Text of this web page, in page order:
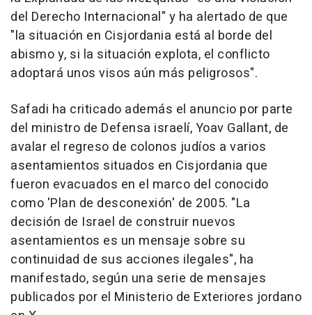
del Derecho Internacional" y ha alertado de que
"la situación en Cisjordania está al borde del
abismo y, si la situación explota, el conflicto
adoptará unos visos aún más peligrosos".
Safadi ha criticado además el anuncio por parte
del ministro de Defensa israelí, Yoav Gallant, de
avalar el regreso de colonos judíos a varios
asentamientos situados en Cisjordania que
fueron evacuados en el marco del conocido
como 'Plan de desconexión' de 2005. "La
decisión de Israel de construir nuevos
asentamientos es un mensaje sobre su
continuidad de sus acciones ilegales", ha
manifestado, según una serie de mensajes
publicados por el Ministerio de Exteriores jordano